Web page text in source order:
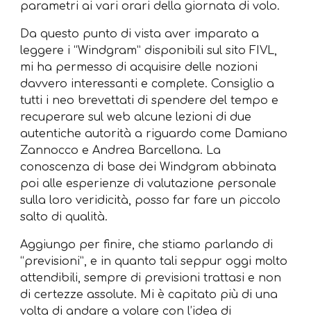
parametri ai vari orari della giornata di volo.
Da questo punto di vista aver imparato a
leggere i “Windgram” disponibili sul sito FIVL,
mi ha permesso di acquisire delle nozioni
davvero interessanti e complete. Consiglio a
tutti i neo brevettati di spendere del tempo e
recuperare sul web alcune lezioni di due
autentiche autorità a riguardo come Damiano
Zannocco e Andrea Barcellona. La
conoscenza di base dei Windgram abbinata
poi alle esperienze di valutazione personale
sulla loro veridicità, posso far fare un piccolo
salto di qualità.
Aggiungo per finire, che stiamo parlando di
“previsioni”, e in quanto tali seppur oggi molto
attendibili, sempre di previsioni trattasi e non
di certezze assolute. Mi è capitato più di una
volta di andare a volare con l’idea di